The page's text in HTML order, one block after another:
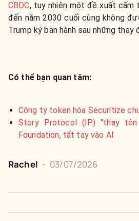
CBDC, tuy nhiên một đề xuất cấm
đến năm 2030 cuối cùng không
Trump ký ban hành sau những
Có thể bạn quan tâm:
Công ty token hóa Securitize
Story Protocol (IP) "thay
Foundation, tất tay vào AI
Rachel - 03/07/2026